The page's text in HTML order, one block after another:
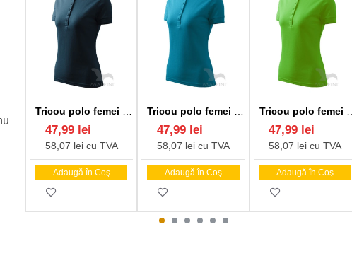
47,99 lei
58,07 lei cu TVA
Adaugă în Coş
47,99 lei
58,07 lei cu TVA
Adaugă în Coş
47,99 lei
58,07 lei cu TVA
Adaugă în Coş